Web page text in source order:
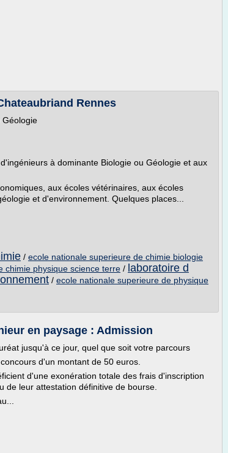
Rennes
Géologie
à dominante Biologie ou Géologie et aux
aux écoles vétérinaires, aux écoles
et d'environnement. Quelques places...
/ ecole nationale superieure de chimie biologie
chimie physique science terre / laboratoire d
/ ecole nationale superieure de physique
en paysage : Admission
jusqu'à ce jour, quel que soit votre parcours
d'un montant de 50 euros.
d'une exonération totale des frais d'inscription
de leur attestation définitive de bourse.